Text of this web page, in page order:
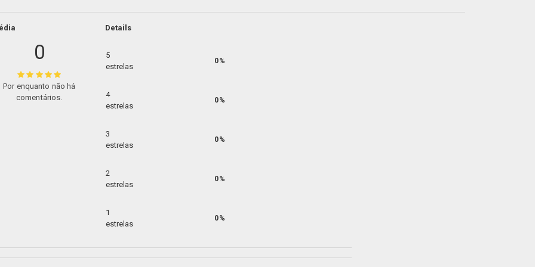
0
Por enquanto não há
comentários.
Details
5
estrelas
0%
4
estrelas
0%
3
estrelas
0%
2
estrelas
0%
1
estrelas
0%